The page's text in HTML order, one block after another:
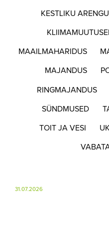
KESTLIKU
MAAILMAHARIDUS
MAJANDUS
RINGMAJANDUS
SÜNDMUSED
TOIT JA VESI
31.07.2026